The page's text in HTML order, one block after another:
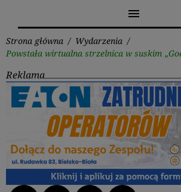
menu
Strona główna / Wydarzenia /
Powstała wirtualna strzelnica w suskim
Reklama